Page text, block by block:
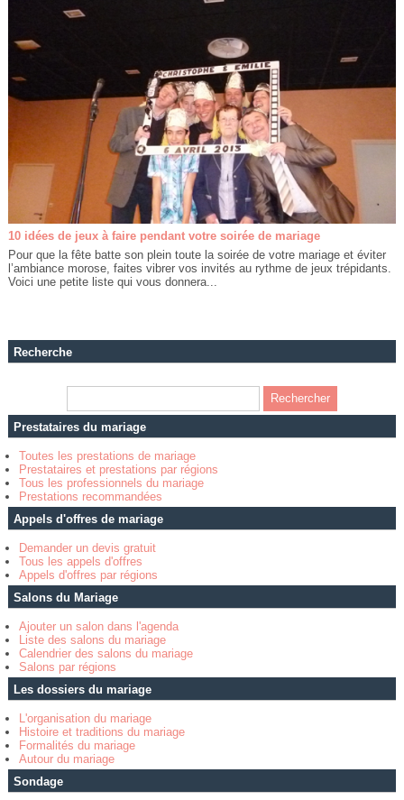
10 idées de jeux à faire pendant votre soirée de mariage
Pour que la fête batte son plein toute la soirée de votre mariage et éviter
l’ambiance morose, faites vibrer vos invités au rythme de jeux trépidants.
Voici une petite liste qui vous donnera...
Recherche
Prestataires du mariage
Toutes les prestations de mariage
Prestataires et prestations par régions
Tous les professionnels du mariage
Prestations recommandées
Appels d'offres de mariage
Demander un devis gratuit
Tous les appels d'offres
Appels d'offres par régions
Salons du Mariage
Ajouter un salon dans l'agenda
Liste des salons du mariage
Calendrier des salons du mariage
Salons par régions
Les dossiers du mariage
L'organisation du mariage
Histoire et traditions du mariage
Formalités du mariage
Autour du mariage
Sondage